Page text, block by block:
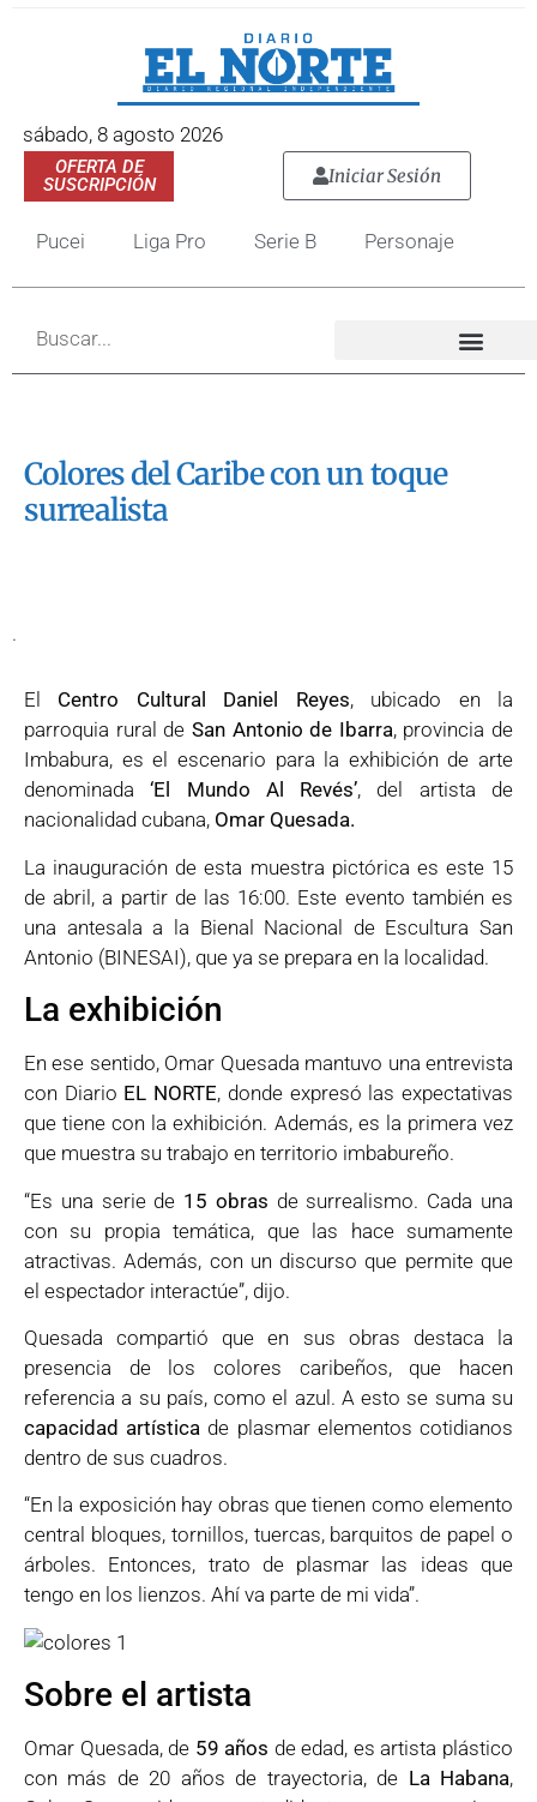
sábado, 8 agosto 2026
OFERTA DE
SUSCRIPCIÓN
Iniciar Sesión
Pucei Liga Pro Serie B Personaje
Colores del Caribe con un toque
surrealista
.
El Centro Cultural Daniel Reyes, ubicado en la
parroquia rural de San Antonio de Ibarra, provincia de
Imbabura, es el escenario para la exhibición de arte
denominada ‘El Mundo Al Revés’, del artista de
nacionalidad cubana, Omar Quesada.
La inauguración de esta muestra pictórica es este 15
de abril, a partir de las 16:00. Este evento también es
una antesala a la Bienal Nacional de Escultura San
Antonio (BINESAI), que ya se prepara en la localidad.
La exhibición
En ese sentido, Omar Quesada mantuvo una entrevista
con Diario EL NORTE, donde expresó las expectativas
que tiene con la exhibición. Además, es la primera vez
que muestra su trabajo en territorio imbabureño.
“Es una serie de 15 obras de surrealismo. Cada una
con su propia temática, que las hace sumamente
atractivas. Además, con un discurso que permite que
el espectador interactúe”, dijo.
Quesada compartió que en sus obras destaca la
presencia de los colores caribeños, que hacen
referencia a su país, como el azul. A esto se suma su
capacidad artística de plasmar elementos cotidianos
dentro de sus cuadros.
“En la exposición hay obras que tienen como elemento
central bloques, tornillos, tuercas, barquitos de papel o
árboles. Entonces, trato de plasmar las ideas que
tengo en los lienzos. Ahí va parte de mi vida”.
Sobre el artista
Omar Quesada, de 59 años de edad, es artista plástico
con más de 20 años de trayectoria, de La Habana,